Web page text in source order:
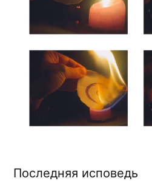
Последняя исповедь